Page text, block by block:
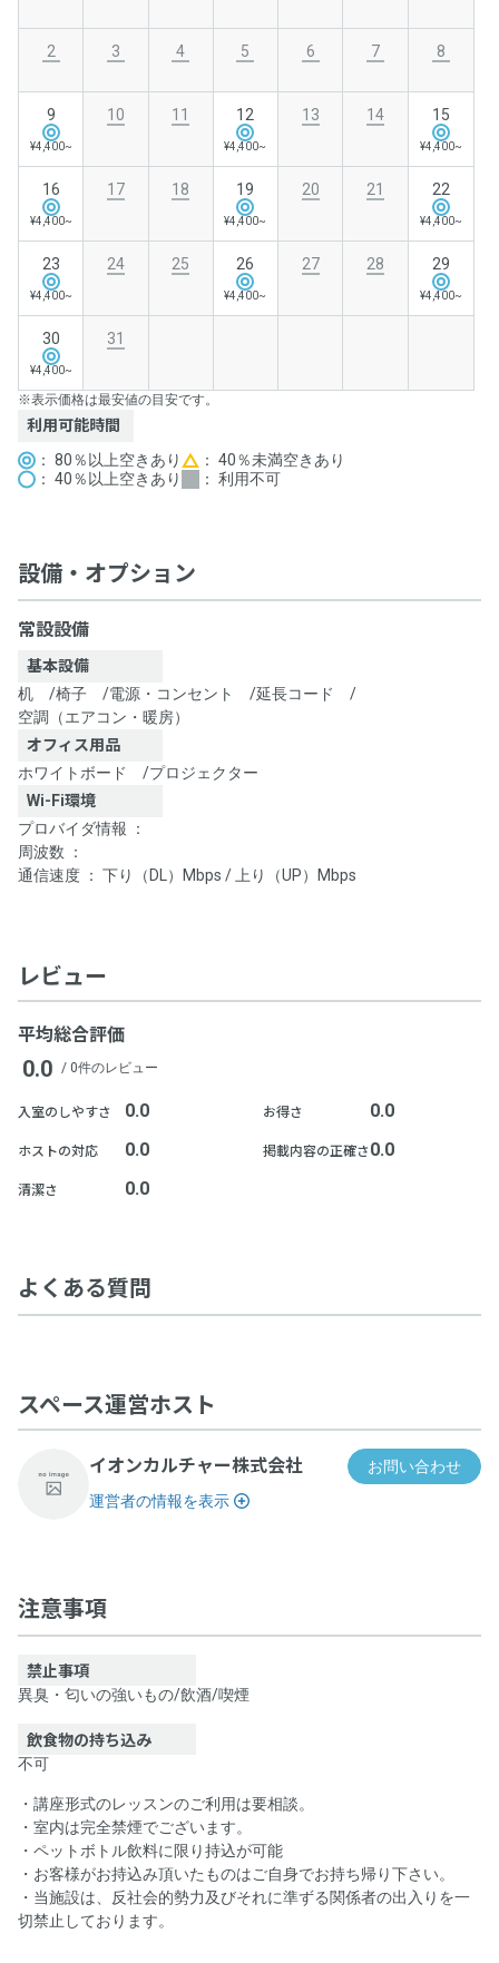
2 3 4 5 6 7 8
9
¥4,400~
10 11 12
¥4,400~
13 14 15
¥4,400~
16
¥4,400~
17 18 19
¥4,400~
20 21 22
¥4,400~
23
¥4,400~
24 25 26
¥4,400~
27 28 29
¥4,400~
30
¥4,400~
31
※表示価格は最安値の目安です。
利用可能時間
： 80％以上空きあり
： 40％以上空きあり
： 40％未満空きあり
： 利用不可
設備・オプション
常設設備
基本設備
机 /椅子 /電源・コンセント /延長コード
/
空調（エアコン・暖房）
オフィス用品
ホワイトボード
/プロジェクター
Wi-Fi環境
プロバイダ情報 ：
周波数 ：
通信速度 ： 下り（DL）Mbps / 上り（UP）Mbps
レビュー
平均総合評価
0.0 / 0件のレビュー
入室のしやすさ 0.0
ホストの対応 0.0
清潔さ 0.0
お得さ 0.0
掲載内容の正確さ 0.0
よくある質問
スペース運営ホスト
イオンカルチャー株式会社
お問い合わせ
運営者の情報を表示
注意事項
禁止事項
異臭・匂いの強いもの/飲酒/喫煙
飲食物の持ち込み
不可
・講座形式のレッスンのご利用は要相談。
・室内は完全禁煙でございます。
・ペットボトル飲料に限り持込が可能
・お客様がお持込み頂いたものはご自身でお持ち帰り下さい。
・当施設は、反社会的勢力及びそれに準ずる関係者の出入りを一
切禁止しております。